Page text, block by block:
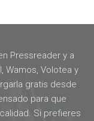
Pressreader y a
Wamos, Volotea y
gratis desde
para que
Si prefieres